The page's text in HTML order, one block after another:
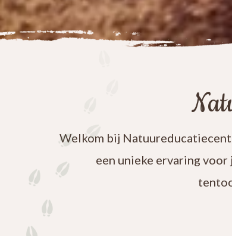
Welkom bij
een unieke ervaring